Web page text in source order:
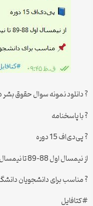
? دانلود نمونه سوال حقوق بشر
? با پاسخنامه
? پی‌دی‌اف 15 دوره
از نیمسال اول 88-89 تا نیمسال دوم 98-99 ?
? مناسب برای دانشجویان
#کتافایل